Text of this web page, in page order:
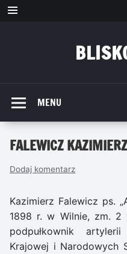
Przejdź
MENU
FALEWICZ KAZIMIERZ
Dodaj komentarz
Kazimierz Falewicz ps.
1898 r. w Wilnie, zm. 2
podpułkownik
Krajowej i Narodowych